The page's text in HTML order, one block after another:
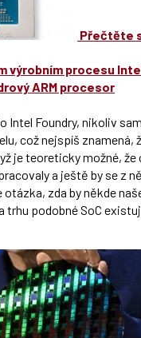
Přečtěte
výrobním procesu
ARM procesor
Intel Foundry, nikoliv
což nejspíš znamená,
je teoreticky možné,
a ještě by se z
otázka, zda by někde
trhu podobné SoC